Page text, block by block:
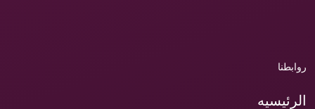
روابطنا
الرئيسيه